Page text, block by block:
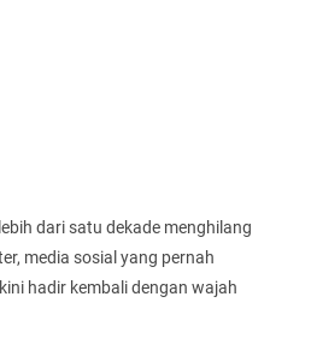
dari satu dekade menghilang
media sosial yang pernah
hadir kembali dengan wajah